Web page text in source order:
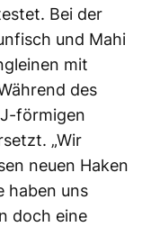
Bei der
und Mahi
mit
des
förmigen
„Wir
neuen Haken
haben uns
doch eine